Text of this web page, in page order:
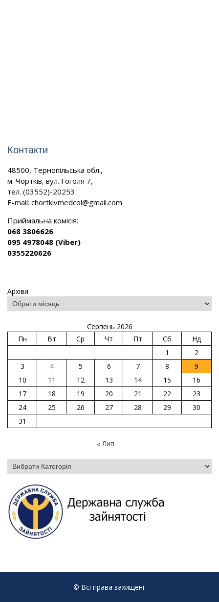
Контакти
48500, Тернопільська обл.,
м. Чортків, вул. Гоголя 7,
тел. (03552)-20253
E-mail: chortkivmedcol@gmail.com
Приймальна комісія:
068 3806626
095 4978048 (Viber)
0355220626
Архіви
Серпень 2026
Пн
Вт Ср Чт Пт Сб
Нд
1
2
3
4 5 6 7 8
9
10
11 12 13 14 15
16
17
18 19 20 21 22
23
24
25 26 27 28 29
30
31
« Лип
Категорії
© Всі права захищені.